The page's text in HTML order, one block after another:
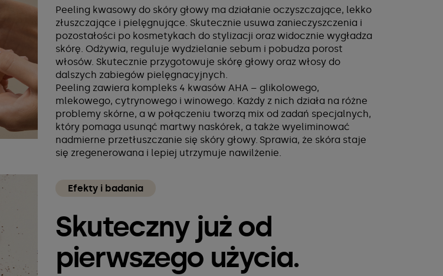
Peeling kwasowy do skóry głowy ma działanie oczyszczające, lekko
złuszczające i pielęgnujące. Skutecznie usuwa zanieczyszczenia i
pozostałości po kosmetykach do stylizacji oraz widocznie wygładza
skórę. Odżywia, reguluje wydzielanie sebum i pobudza porost
włosów. Skutecznie przygotowuje skórę głowy oraz włosy do
dalszych zabiegów pielęgnacyjnych.
Peeling zawiera kompleks 4 kwasów AHA – glikolowego,
mlekowego, cytrynowego i winowego. Każdy z nich działa na różne
problemy skórne, a w połączeniu tworzą mix od zadań specjalnych,
który pomaga usunąć martwy naskórek, a także wyeliminować
nadmierne przetłuszczanie się skóry głowy. Sprawia, że skóra staje
się zregenerowana i lepiej utrzymuje nawilżenie.
Efekty i badania
Skuteczny już od
pierwszego użycia.